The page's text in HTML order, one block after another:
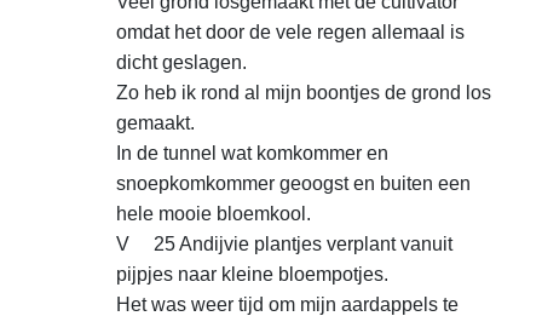
omdat het door de vele regen allemaal is
dicht geslagen.
Zo heb ik rond al mijn boontjes de grond los
gemaakt.
In de tunnel wat komkommer en
snoepkomkommer geoogst en buiten een
hele mooie bloemkool.
V 25 Andijvie plantjes verplant vanuit
pijpjes naar kleine bloempotjes.
Het was weer tijd om mijn aardappels te